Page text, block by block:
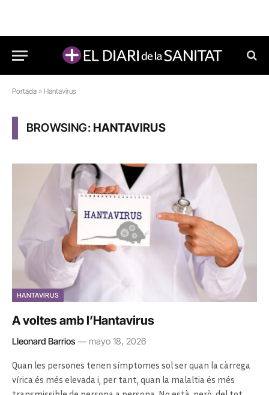
Portada » Hantavirus
BROWSING:HANTAVIRUS
HANTAVIRUS
A voltes amb l’Hantavirus
Lleonard Barrios mayo 18, 2026
Quan les persones tenen símptomes sol ser quan la càrrega
vírica és més elevada i, per tant, quan la malaltia és més